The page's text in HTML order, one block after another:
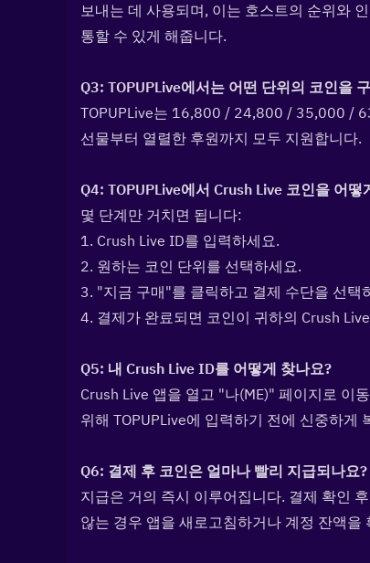
보내는 데 사용되며, 이는 호스트의 순위와
통할 수 있게 해줍니다.
Q3: TOPUPLive에서는 어떤 단위의 코인을
TOPUPLive는 16,800 / 24,800 / 35,000 /
선물부터 열렬한 후원까지 모두 지원합니다.
Q4: TOPUPLive에서 Crush Live 코인을 어떻
몇 단계만 거치면 됩니다:
1. Crush Live ID를 입력하세요.
2. 원하는 코인 단위를 선택하세요.
3. "지금 구매"를 클릭하고 결제 수단을 선택
4. 결제가 완료되면 코인이 귀하의 Crush
Q5: 내 Crush Live ID를 어떻게 찾나요?
Crush Live 앱을 열고 "나(ME)" 페이지로 이
위해 TOPUPLive에 입력하기 전에 신중하게
Q6: 결제 후 코인은 얼마나 빨리 지급되나요?
지급은 거의 즉시 이루어집니다. 결제 확인
않는 경우 앱을 새로고침하거나 계정 잔액을